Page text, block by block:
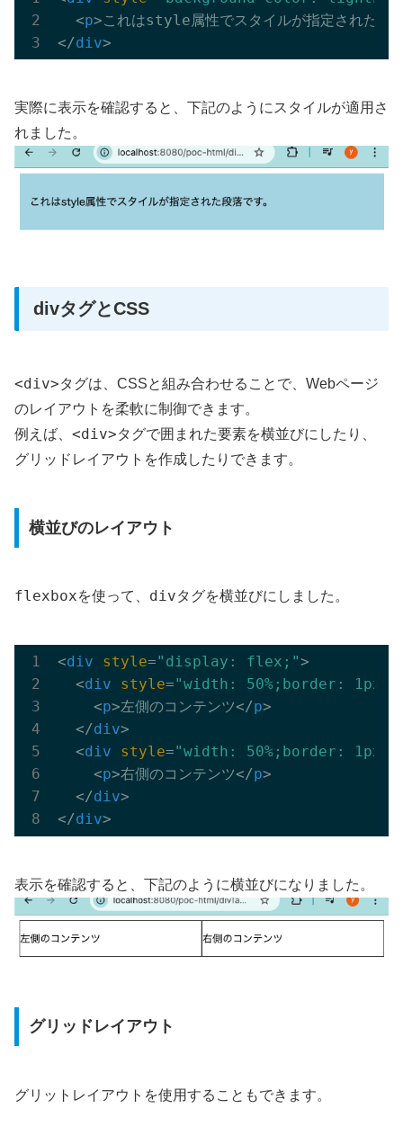
<p>これはstyle属性でスタイルが指定された段
</div>
実際に表示を確認すると、下記のようにスタイルが適用さ
れました。
divタグとCSS
<div>タグは、CSSと組み合わせることで、Webページ
のレイアウトを柔軟に制御できます。
例えば、 <div>タグで囲まれた要素を横並びにしたり、
グリッドレイアウトを作成したりできます。
横並びのレイアウト
flexboxを使って、 divタグを横並びにしました。
<div style="display: flex;">
<div style="width: 50%;border: 1px
<p>左側のコンテンツ</p>
</div>
<div style="width: 50%;border: 1px
<p>右側のコンテンツ</p>
</div>
</div>
表示を確認すると、下記のように横並びになりました。
グリッドレイアウト
グリットレイアウトを使用することもできます。